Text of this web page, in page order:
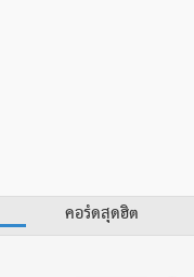
คอร์ดสุดฮิต